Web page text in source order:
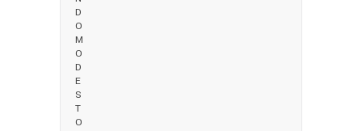
D
O
M
O
D
E
S
T
O